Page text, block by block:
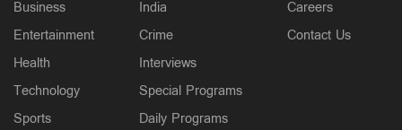
സാമൂഹികക്ഷേമ പെൻഷൻ ഇനി ബാങ്ക്
അക്കൗണ്ടിലേക്ക്; സഹകരണ ബാങ്കുകളെ ഒഴിവാക്കി
Business
Entertainment
Health
Technology
Sports
India
Crime
Interviews
Special Programs
Daily Programs
Careers
Contact Us